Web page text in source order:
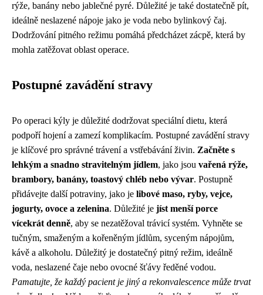
rýže, banány nebo jablečné pyré. Důležité je také dostatečně pít,
ideálně neslazené nápoje jako je voda nebo bylinkový čaj.
Dodržování pitného režimu pomáhá předcházet zácpě, která by
mohla zatěžovat oblast operace.
Postupné zavádění stravy
Po operaci kýly je důležité dodržovat speciální dietu, která
podpoří hojení a zamezí komplikacím. Postupné zavádění stravy
je klíčové pro správné trávení a vstřebávání živin. Začněte s
lehkým a snadno stravitelným jídlem, jako jsou vařená rýže,
brambory, banány, toastový chléb nebo vývar. Postupně
přidávejte další potraviny, jako je libové maso, ryby, vejce,
jogurty, ovoce a zelenina. Důležité je jíst menší porce
vícekrát denně, aby se nezatěžoval trávicí systém. Vyhněte se
tučným, smaženým a kořeněným jídlům, syceným nápojům,
kávě a alkoholu. Důležitý je dostatečný pitný režim, ideálně
voda, neslazené čaje nebo ovocné šťávy ředěné vodou.
Pamatujte, že každý pacient je jiný a rekonvalescence může trvat